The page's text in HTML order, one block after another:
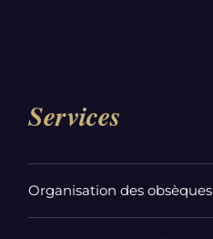
Services
Organisation des obsèques